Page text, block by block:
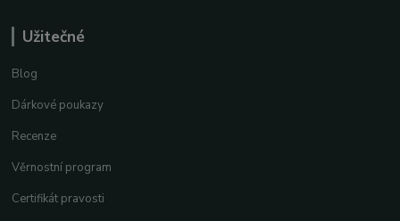
Užitečné
Blog
Dárkové poukazy
Recenze
Věrnostní program
Certifikát pravosti